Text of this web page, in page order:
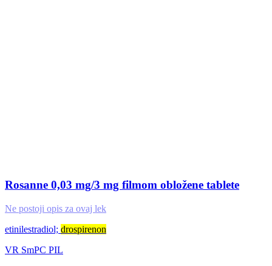
Rosanne 0,03 mg/3 mg filmom obložene tablete
Ne postoji opis za ovaj lek
etinilestradiol; drospirenon
VR SmPC PIL